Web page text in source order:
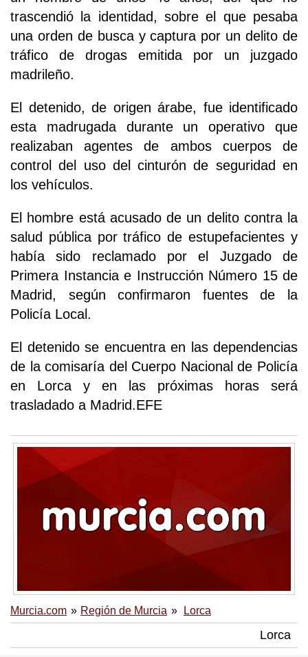
trascendió la identidad, sobre el que pesaba
una orden de busca y captura por un delito de
tráfico de drogas emitida por un juzgado
madrileño.
El detenido, de origen árabe, fue identificado
esta madrugada durante un operativo que
realizaban agentes de ambos cuerpos de
control del uso del cinturón de seguridad en
los vehículos.
El hombre está acusado de un delito contra la
salud pública por tráfico de estupefacientes y
había sido reclamado por el Juzgado de
Primera Instancia e Instrucción Número 15 de
Madrid, según confirmaron fuentes de la
Policía Local.
El detenido se encuentra en las dependencias
de la comisaría del Cuerpo Nacional de Policía
en Lorca y en las próximas horas será
trasladado a Madrid.EFE
Murcia.com Región de Murcia Lorca
Lorca